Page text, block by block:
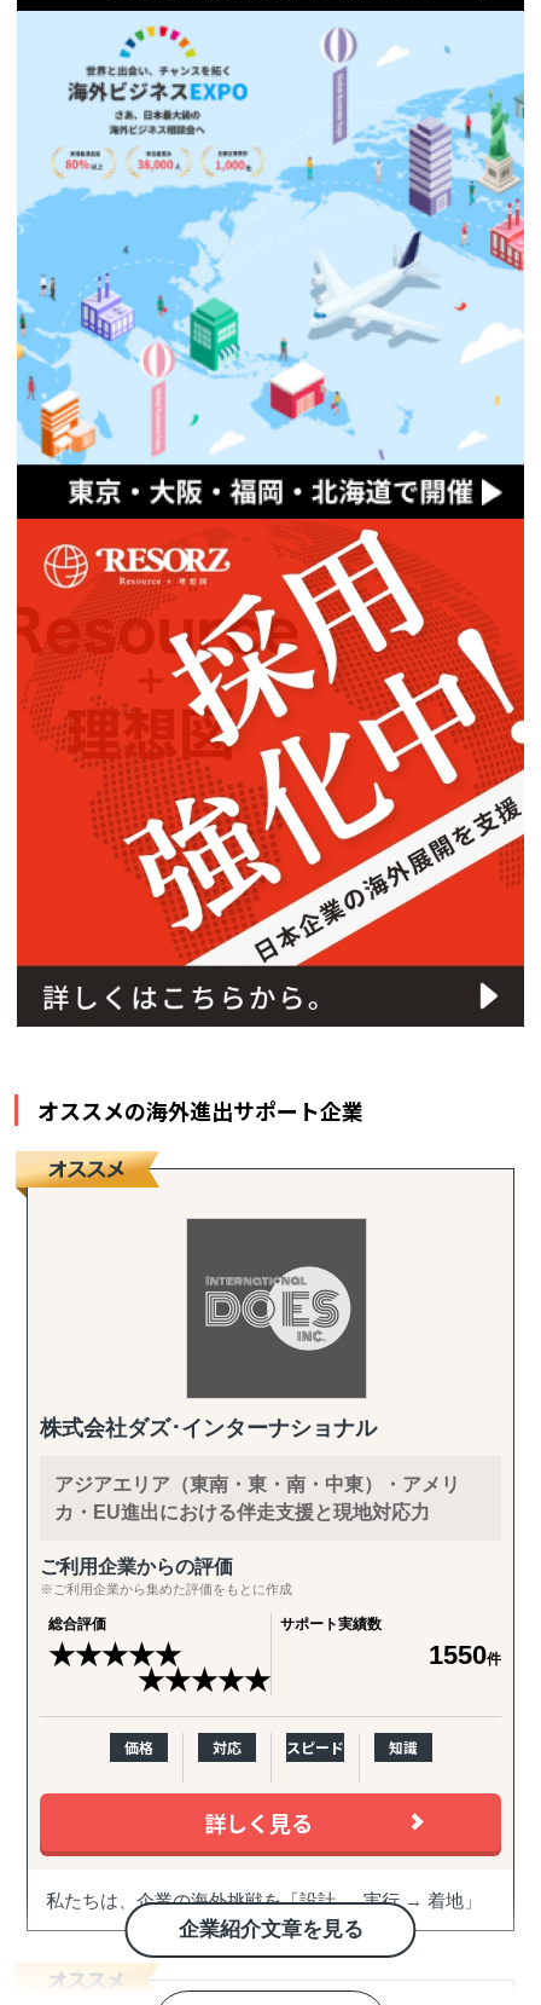
オススメの海外進出サポート企業
株式会社ダズ･インターナショナル
アジアエリア（東南・東・南・中東）・アメリ
カ・EU進出における伴走支援と現地対応力
ご利用企業からの評価
※ご利用企業から集めた評価をもとに作成
総合評価
★★★★★
★★★★★
サポート実績数
1550件
価格 対応 スピード 知識
詳しく見る
企業紹介文章を見る
私たちは、企業の海外挑戦を「設計 → 実行 → 着地」
まで一気通貫で伴走支援します。
『どの国が最適か？』を見極めるゼロ→イチの意思決